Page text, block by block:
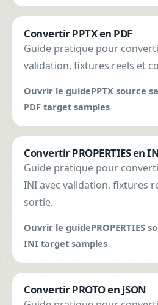
Convertir PPTX en PDF
Guide pratique pour
validation, fixtures reels et
Ouvrir le guidePPTX source
PDF target samples
Convertir PROPERTIES en
Guide pratique pour
INI avec validation, fixtures
sortie.
Ouvrir le guidePROPERTIES
INI target samples
Convertir PROTO en JSON